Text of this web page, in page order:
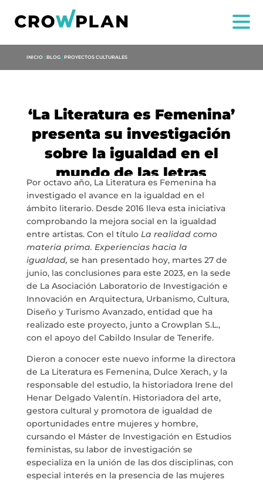
NOSOTROS
SERVICIOS
MARÍA ANCHIETA
BLOG
ESPACIO CULTURAL EL TANQUE
CONTACTO
INICIO| BLOG| PROYECTOS CULTURALES
‘La Literatura es Femenina’
presenta su investigación
sobre la igualdad en el
mundo de las letras
Por octavo año, La Literatura es Femenina ha
investigado el avance en la igualdad en el
ámbito literario. Desde 2016 lleva esta iniciativa
comprobando la mejora social en la igualdad
entre artistas. Con el título La realidad como
materia prima. Experiencias hacia la
igualdad, se han presentado hoy, martes 27 de
junio, las conclusiones para este 2023, en la sede
de La Asociación Laboratorio de Investigación e
Innovación en Arquitectura, Urbanismo, Cultura,
Diseño y Turismo Avanzado, entidad que ha
realizado este proyecto, junto a Crowplan S.L.,
con el apoyo del Cabildo Insular de Tenerife.
Dieron a conocer este nuevo informe la directora
de La Literatura es Femenina, Dulce Xerach, y la
responsable del estudio, la historiadora Irene del
Henar Delgado Valentín. Historiadora del arte,
gestora cultural y promotora de igualdad de
oportunidades entre mujeres y hombre,
cursando el Máster de Investigación en Estudios
feministas, su labor de investigación se
especializa en la unión de las dos disciplinas, con
especial interés en la presencia de las mujeres